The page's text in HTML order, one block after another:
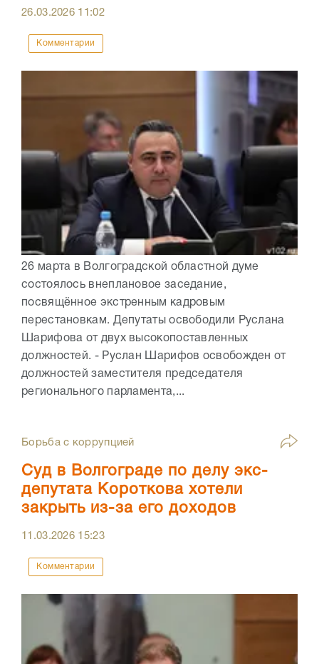
26.03.2026 11:02
Комментарии
26 марта в Волгоградской областной думе
состоялось внеплановое заседание,
посвящённое экстренным кадровым
перестановкам. Депутаты освободили Руслана
Шарифова от двух высокопоставленных
должностей. - Руслан Шарифов освобожден от
должностей заместителя председателя
регионального парламента,...
Борьба с коррупцией
Суд в Волгограде по делу экс-
депутата Короткова хотели
закрыть из-за его доходов
11.03.2026 15:23
Комментарии